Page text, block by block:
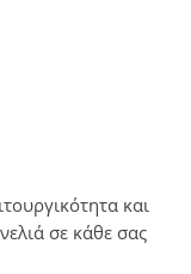
και
σε κάθε σας